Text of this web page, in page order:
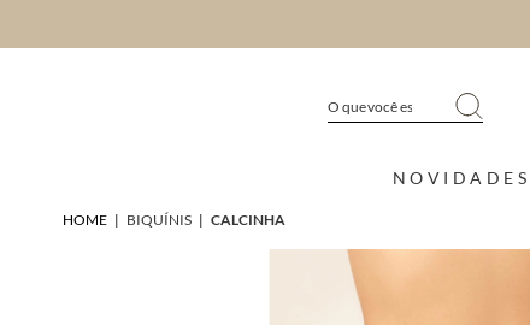
NOVIDADES
HOME | BIQUÍNIS | CALCINHA